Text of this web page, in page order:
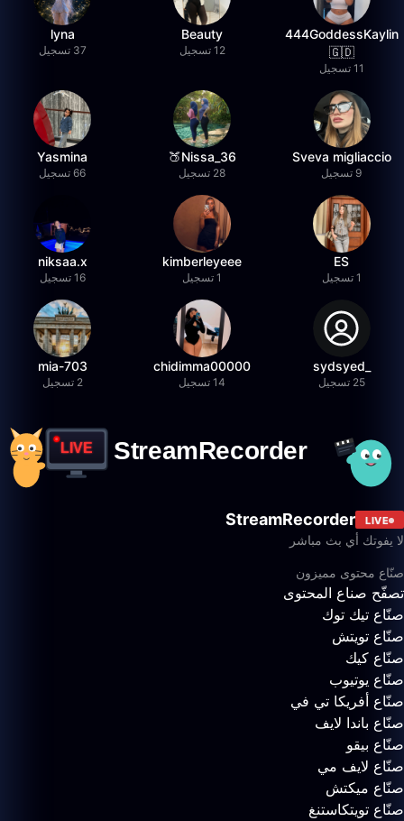
444GoddessKaylin
🇬🇩
11 تسجيل
Beauty
12 تسجيل
lyna
37 تسجيل
Sveva migliaccio
9 تسجيل
36_Nissa🍑
28 تسجيل
Yasmina
66 تسجيل
ES
1 تسجيل
kimberleyeee
1 تسجيل
niksaa.x
16 تسجيل
25 تسجيل
chidimma00000
14 تسجيل
mia-703
2 تسجيل
LIVE
StreamRecorder
لا يفوتك أي بث مباشر
صنّاع محتوى مميزون
تصفّح صناع المحتوى
صنّاع تيك توك
صنّاع تويتش
صنّاع كيك
صنّاع يوتيوب
صنّاع أفريكا تي في
صنّاع باندا لايف
صنّاع بيقو
صنّاع لايف مي
صنّاع ميكتش
صنّاع تويتكاستنغ